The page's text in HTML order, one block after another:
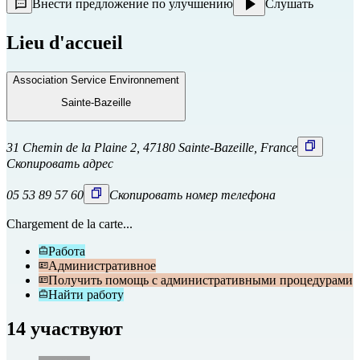
Внести предложение по улучшению Слушать
Lieu d'accueil
Association Service Environnement
Sainte-Bazeille
31 Chemin de la Plaine 2, 47180 Sainte-Bazeille, France
Скопировать адрес
05 53 89 57 60 Скопировать номер телефона
Chargement de la carte...
Работа
Административное
Получить помощь с административными процедурами
Найти работу
14 участвуют